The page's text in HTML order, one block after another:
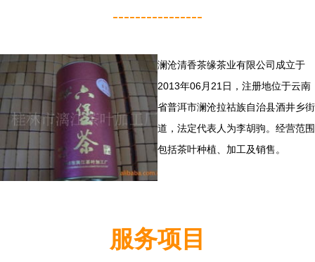
----------------
澜沧清香茶缘茶业有限公司成立于
2013年06月21日，注册地位于云南
省普洱市澜沧拉祜族自治县酒井乡街
道，法定代表人为李胡驹。经营范围
包括茶叶种植、加工及销售。
服务项目